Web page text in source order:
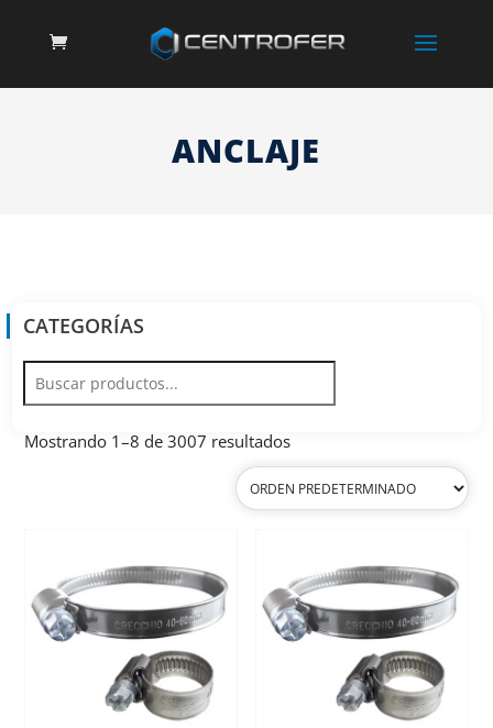
ANCLAJE
CATEGORÍAS
Mostrando 1–8 de 3007 resultados